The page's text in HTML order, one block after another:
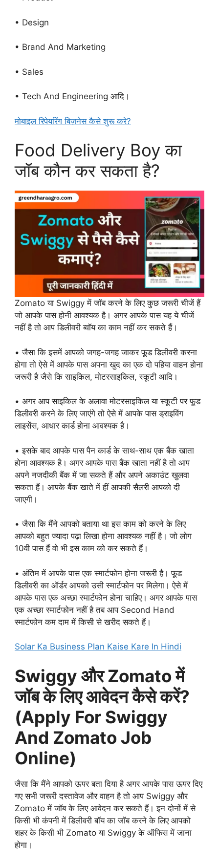
• Design
• Brand And Marketing
• Sales
• Tech And Engineering आदि।
मोबाइल रिपेयरिंग बिज़नेस कैसे शुरू करे?
Food Delivery Boy का
जॉब कौन कर सकता है?
Zomato या Swiggy में जॉब करने के लिए कुछ जरूरी चीजें हैं
जो आपके पास होनी आवश्यक है। अगर आपके पास यह ये चीजें
नहीं है तो आप डिलीवरी ब्वॉय का काम नहीं कर सकते हैं।
• जैसा कि इसमें आपको जगह-जगह जाकर फूड डिलीवरी करना
होगा तो ऐसे में आपके पास अपना खुद का एक दो पहिया वाहन होना
जरूरी है जैसे कि साइकिल, मोटरसाइकिल, स्कूटी आदि।
• अगर आप साइकिल के अलावा मोटरसाइकिल या स्कूटी पर फूड
डिलीवरी करने के लिए जाएंगे तो ऐसे में आपके पास ड्राइविंग
लाइसेंस, आधार कार्ड होना आवश्यक है।
• इसके बाद आपके पास पैन कार्ड के साथ-साथ एक बैंक खाता
होना आवश्यक है। अगर आपके पास बैंक खाता नहीं है तो आप
अपने नजदीकी बैंक में जा सकते हैं और अपने अकाउंट खुलवा
सकता हैं। आपके बैंक खाते में हीं आपकी सैलरी आपको दी
जाएगी।
• जैसा कि मैंने आपको बताया था इस काम को करने के लिए
आपको बहुत ज्यादा पढ़ा लिखा होना आवश्यक नहीं है। जो लोग
10वी पास हैं वो भी इस काम को कर सकते हैं।
• अंतिम में आपके पास एक स्मार्टफोन होना जरूरी है। फूड
डिलीवरी का ऑर्डर आपको उसी स्मार्टफोन पर मिलेगा। ऐसे में
आपके पास एक अच्छा स्मार्टफोन होना चाहिए। अगर आपके पास
एक अच्छा स्मार्टफोन नहीं है तब आप Second Hand
स्मार्टफोन कम दाम में किसी से खरीद सकते हैं।
Solar Ka Business Plan Kaise Kare In Hindi
Swiggy और Zomato में
जॉब के लिए आवेदन कैसे करें?
(Apply For Swiggy
And Zomato Job
Online)
जैसा कि मैंने आपको ऊपर बता दिया है अगर आपके पास ऊपर दिए
गए सभी जरूरी दस्तावेज और वाहन है तो आप Swiggy और
Zomato में जॉब के लिए आवेदन कर सकते हैं। इन दोनों में से
किसी भी कंपनी में डिलीवरी बॉय का जॉब करने के लिए आपको
शहर के किसी भी Zomato या Swiggy के ऑफिस में जाना
होगा।